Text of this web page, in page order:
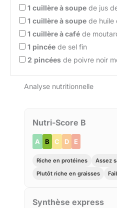
1 cuillère à soupe de jus
1 cuillère à soupe de huile
1 cuillère à café de
1 pincée de sel fin
2 pincées de poivre noir
Analyse nutritionnelle
Nutri-Score B
A B C D E
Riche en protéines
Assez
Plutôt riche en graisses
Synthèse express